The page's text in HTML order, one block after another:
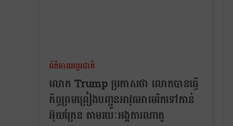
ព័ត៌មានអន្តរជាតិ
លោក Trump ប្រកាសថា លោកបានធ្វើ
កិច្ចព្រមព្រៀងបញ្ជូនអាវុធអាមេរិកទៅកាន់
អ៊ុយក្រែន តាមរយៈអង្គការណាតូ